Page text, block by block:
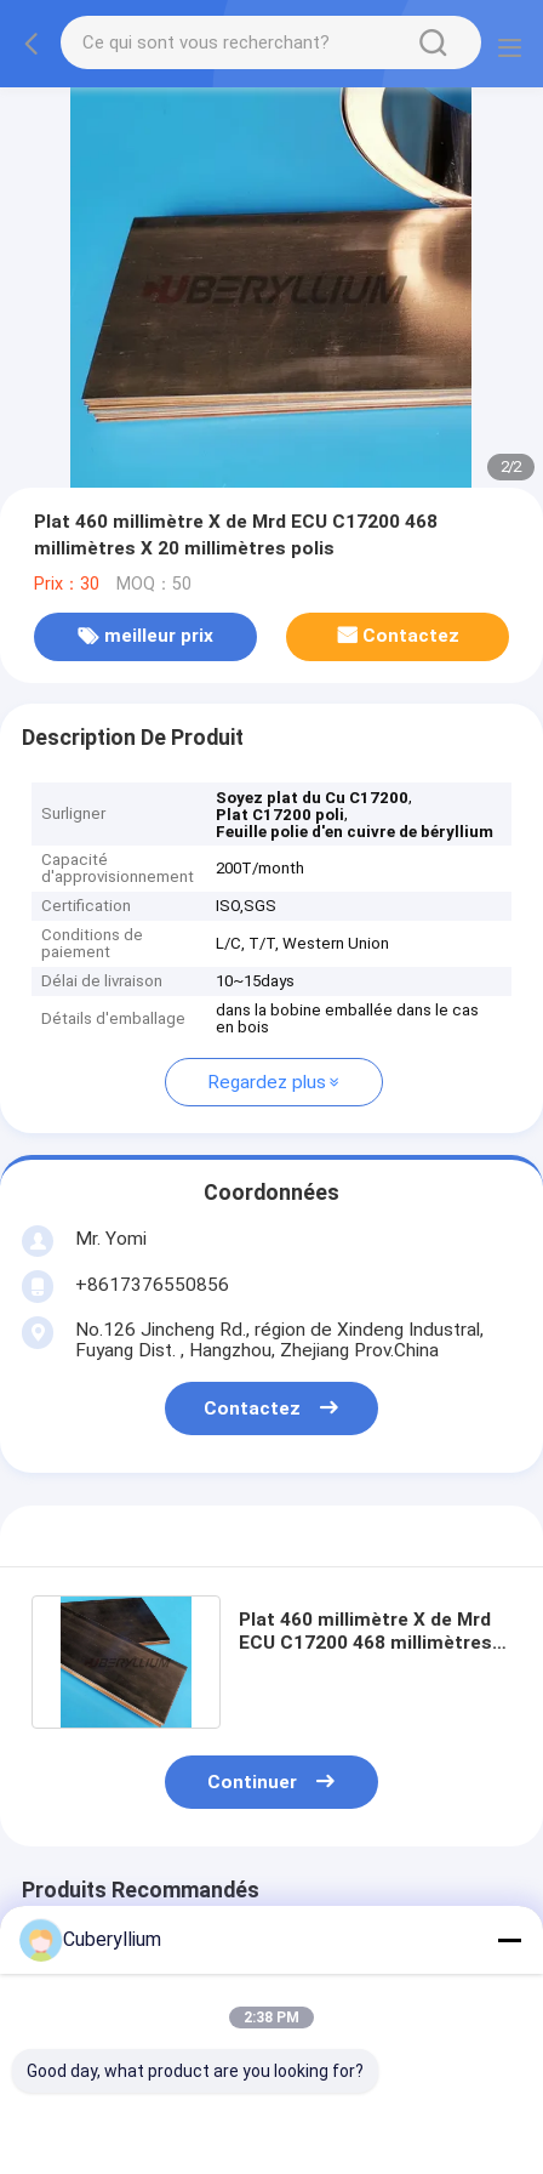
2/2
Plat 460 millimètre X de Mrd ECU C17200 468
millimètres X 20 millimètres polis
Prix：30 MOQ：50
meilleur prix Contactez
Description De Produit
Surligner
Soyez plat du Cu C17200,
Plat C17200 poli,
Feuille polie d'en cuivre de béryllium
Capacité
d'approvisionnement
200T/month
Certification
ISO,SGS
Conditions de
paiement
L/C, T/T, Western Union
Délai de livraison 10~15days
Détails d'emballage
dans la bobine emballée dans le cas
en bois
Regardez plus
Coordonnées
Mr. Yomi
+8617376550856
No.126 Jincheng Rd., région de Xindeng Industral,
Fuyang Dist. , Hangzhou, Zhejiang Prov.China
Contactez
Plat 460 millimètre X de Mrd
ECU C17200 468 millimètres X
Continuer
Produits Recommandés
Cuberyllium
2:38 PM
Good day, what product are you looking for?